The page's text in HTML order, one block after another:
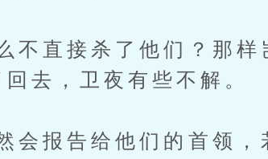
直接杀了他们？那样
去，卫夜有些不解。
报告给他们的首领，